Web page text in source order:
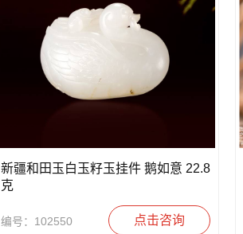
新疆和田玉白玉籽玉挂件 鹅如意 22.8
克
编号：102550 点击咨询